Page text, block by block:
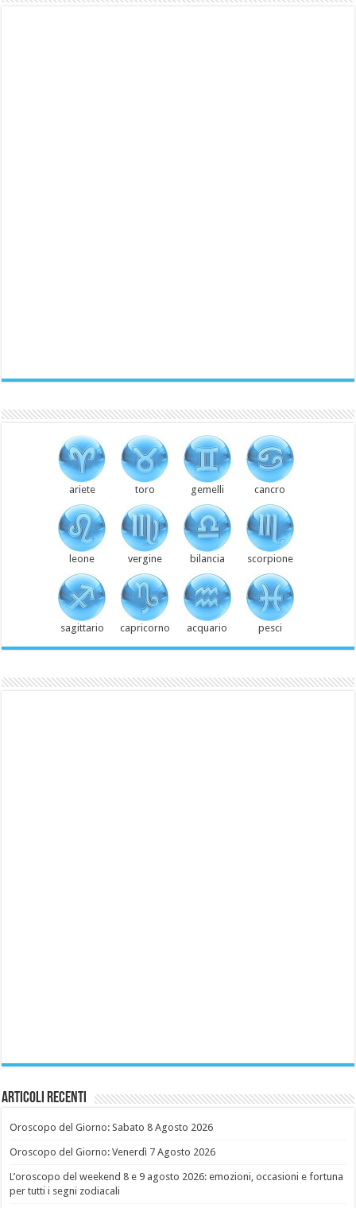
ariete toro gemelli cancro
leone vergine bilancia scorpione
sagittario capricorno acquario pesci
Articoli recenti
Oroscopo del Giorno: Sabato 8 Agosto 2026
Oroscopo del Giorno: Venerdì 7 Agosto 2026
L’oroscopo del weekend 8 e 9 agosto 2026: emozioni, occasioni e fortuna
per tutti i segni zodiacali